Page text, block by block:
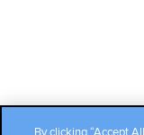
By clicking “Accept